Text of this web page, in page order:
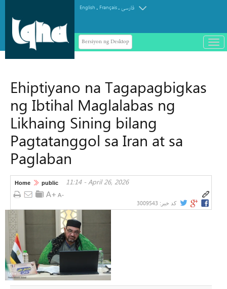
English . Français.فارسی
Bersiyon ng Desktop
باز
و
Ehiptiyano na Tagapagbigkas
ng Ibtihal Maglalabas ng
Likhaing Sining bilang
Pagtatanggol sa Iran at sa
Paglaban
Home public 11:14 - April 26, 2026
کد خبر: 3009543